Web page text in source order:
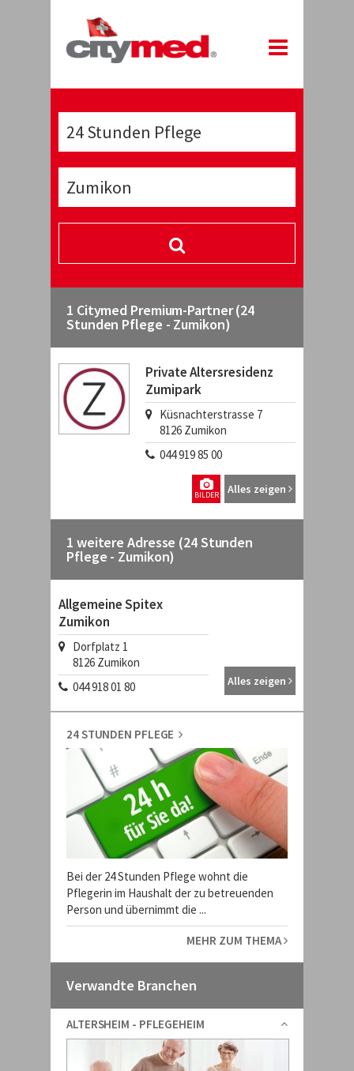
1 Citymed Premium-Partner (24
Stunden Pflege - Zumikon)
Private Altersresidenz
Zumipark
Küsnachterstrasse 7
8126 Zumikon
044 919 85 00
Alles zeigen
BILDER
1 weitere Adresse (24 Stunden
Pflege - Zumikon)
Allgemeine Spitex
Zumikon
Dorfplatz 1
8126 Zumikon
044 918 01 80
Alles zeigen
24 STUNDEN PFLEGE
Bei der 24 Stunden Pflege wohnt die
Pflegerin im Haushalt der zu betreuenden
Person und übernimmt die ...
MEHR ZUM THEMA
Verwandte Branchen
ALTERSHEIM - PFLEGEHEIM